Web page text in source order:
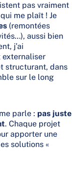
pas vraiment
me plaît ! Je
(remontées
aussi bien
j’ai
externaliser
structurant, dans
sur le long
parle : pas juste
. Chaque projet
apporter une
solutions «